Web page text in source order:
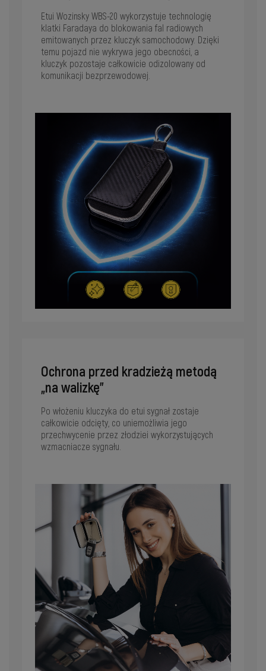
Etui Wozinsky WBS-20 wykorzystuje technologię
klatki Faradaya do blokowania fal radiowych
emitowanych przez kluczyk samochodowy. Dzięki
temu pojazd nie wykrywa jego obecności, a
kluczyk pozostaje całkowicie odizolowany od
komunikacji bezprzewodowej.
Ochrona przed kradzieżą metodą
„na walizkę”
Po włożeniu kluczyka do etui sygnał zostaje
całkowicie odcięty, co uniemożliwia jego
przechwycenie przez złodziei wykorzystujących
wzmacniacze sygnału.